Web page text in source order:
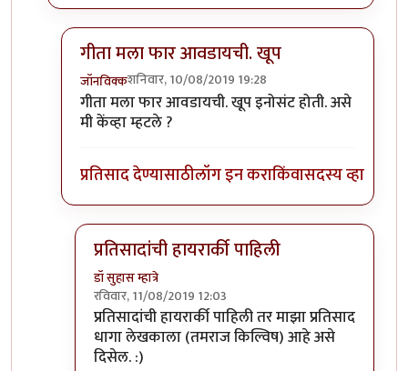
गीता मला फार आवडायची. खूप
जॉनविक्कशनिवार, 10/08/2019 19:28
In reply toगीता मला फार आवडायची. खूपbyडॉ सुहास
गीता मला फार आवडायची. खूप इनोसंट होती. असे
मी केंव्हा म्हटले ?
प्रतिसाद देण्यासाठीलॉग इन कराकिंवासदस्य व्हा
प्रतिसादांची हायरार्की पाहिली
डॉ सुहास म्हात्रे
रविवार, 11/08/2019 12:03
In reply toगीता मला फार आवडायची. खूपby
प्रतिसादांची हायरार्की पाहिली तर माझा प्रतिसाद
धागा लेखकाला (तमराज किल्विष) आहे असे
दिसेल. :)